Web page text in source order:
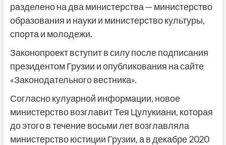
разделено на два министерства — министерство
образования и науки и министерство культуры,
спорта и молодежи.
Законопроект вступит в силу после подписания
президентом Грузии и опубликования на сайте
«Законодательного вестника».
Согласно кулуарной информации, новое
министерство возглавит Тея Цулукиани, которая
до этого в течение восьми лет возглавляла
министерство юстиции Грузии, а в декабре 2020